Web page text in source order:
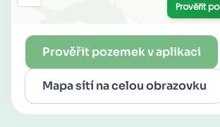
Prověřit pozemek v aplikaci
Mapa sítí na celou obrazovku